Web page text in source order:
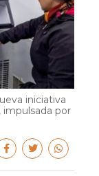
iniciativa
impulsada por